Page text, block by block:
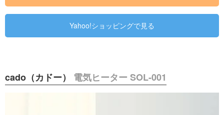
Yahoo!ショッピングで見る
cado（カドー） 電気ヒーター SOL-001